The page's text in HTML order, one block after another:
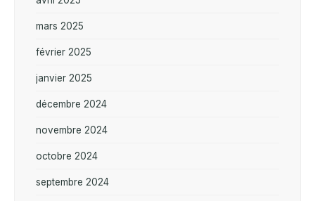
mars 2025
février 2025
janvier 2025
décembre 2024
novembre 2024
octobre 2024
septembre 2024